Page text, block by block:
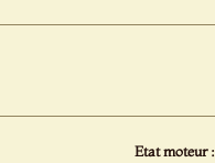
Etat moteur :